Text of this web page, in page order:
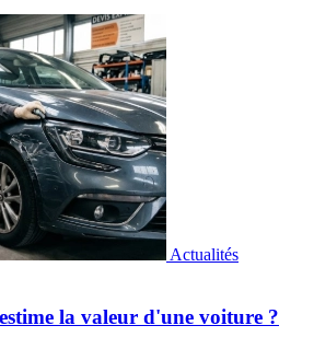
Actualités
la valeur d'une voiture ?